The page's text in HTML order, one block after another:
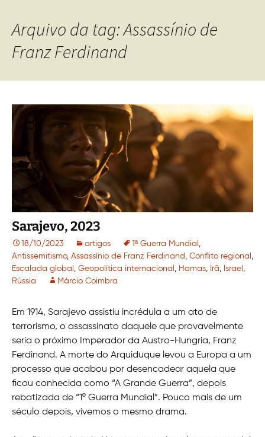
Arquivo da tag: Assassínio de
Franz Ferdinand
Sarajevo, 2023
18/10/2023 artigos 1ª Guerra Mundial ,
Antissemitismo, Assassínio de Franz Ferdinand , Conflito regional ,
Escalada global , Geopolítica internacional , Hamas, Irã, Israel ,
Rússia
Márcio Coimbra
Em 1914, Sarajevo assistiu incrédula a um ato de
terrorismo, o assassinato daquele que provavelmente
seria o próximo Imperador da Austro-Hungria, Franz
Ferdinand. A morte do Arquiduque levou a Europa a um
processo que acabou por desencadear aquela que
ficou conhecida como “A Grande Guerra”, depois
rebatizada de “1º Guerra Mundial”. Pouco mais de um
século depois, vivemos o mesmo drama.